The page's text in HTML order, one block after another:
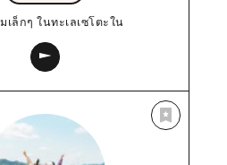
เล็กๆ ในทะเลเซโตะใน